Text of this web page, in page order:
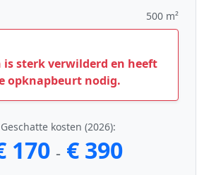
500 m²
sterk verwilderd en heeft
opknapbeurt nodig.
Geschatte kosten (2026):
170 - € 390